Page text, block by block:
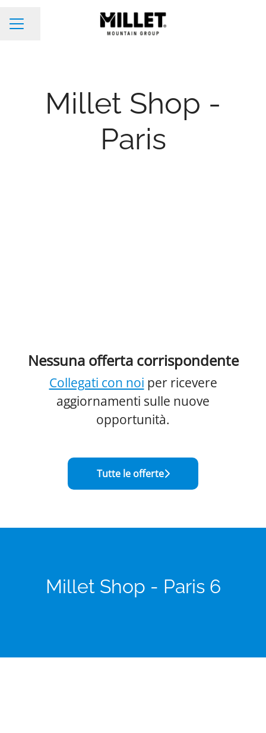
Menu Carriera
Condividi la pagina
Millet Shop -
Paris
Nessuna offerta corrispondente
Collegati con noi per ricevere
aggiornamenti sulle nuove
opportunità.
Tutte le offerte
Millet Shop - Paris 6